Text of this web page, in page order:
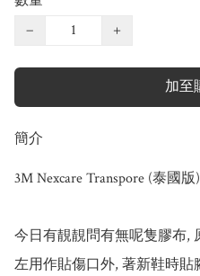
−
+
加至
簡介
3M Nexcare Transpore (泰國
今日有靚靚問有無呢隻膠布,
左用作貼傷口外, 著新鞋時